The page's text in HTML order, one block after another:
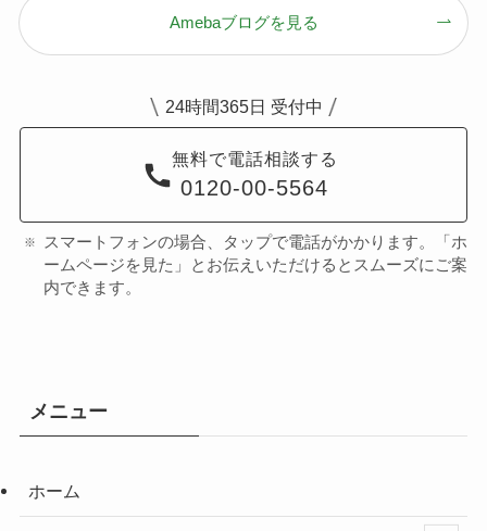
Amebaブログを見る
24時間365日 受付中
無料で電話相談する
0120-00-5564
スマートフォンの場合、タップで電話がかかります。「ホ
ームページを見た」とお伝えいただけるとスムーズにご案
内できます。
メニュー
ホーム